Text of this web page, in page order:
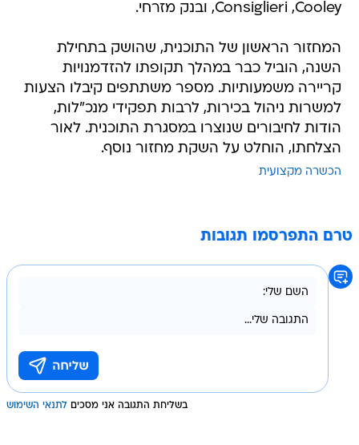
Consiglieri ,Cooley, ובנק מזרחי.
המחזור הראשון של התוכנית, שהושק בתחילת
השנה, הוביל כבר במהלך תקופתו להזדמנויות
קריירה משמעותיות. מספר משתתפים קיבלו הצעות
למשרות ניהול בכירות, לרבות תפקידי מנכ"לות,
הודות לחיבורים שנוצרו במסגרת התוכנית. לאור
הצלחתו, הוחלט על השקת מחזור נוסף.
הכשרה מקצועית
טרם התפרסמו תגובות
בשליחת התגובה אני מסכים לתנאי השימוש